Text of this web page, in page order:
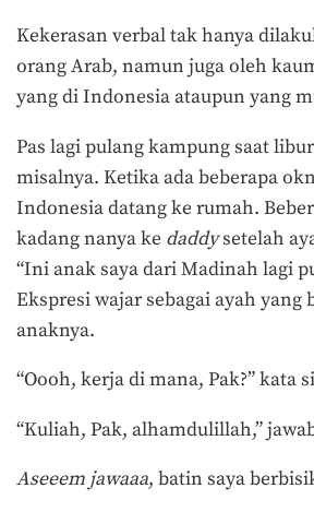
Kekerasan verbal tak hanya
orang Arab, namun juga oleh
yang di Indonesia ataupun yang
Pas lagi pulang kampung saat
misalnya. Ketika ada beberapa
Indonesia datang ke rumah.
kadang nanya ke daddysetelah
“Ini anak saya dari Madinah lagi
Ekspresi wajar sebagai ayah yang
anaknya.
“Oooh, kerja di mana, Pak?” kata
“Kuliah, Pak, alhamdulillah,”
Aseeem jawaaa, batin saya